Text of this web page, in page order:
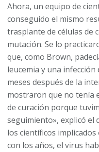
Ahora, un equipo de
conseguido el mismo
trasplante de células de
mutación. Se lo
que, como Brown,
leucemia y una
meses después de la
mostraron que no tenía
de curación porque
seguimiento», explicó el
los científicos
con los años, el virus